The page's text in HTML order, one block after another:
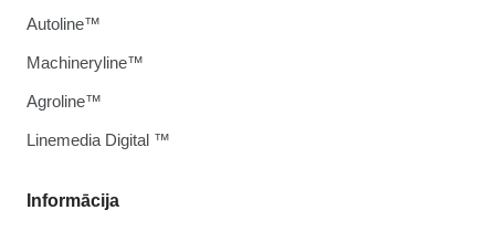
Informācija
Autoline™
Machineryline™
Agroline™
Linemedia Digital ™